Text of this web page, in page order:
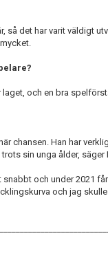
så det har varit väldigt
och en bra
chansen. Han har
sin unga ålder,
och under 2021
och jag